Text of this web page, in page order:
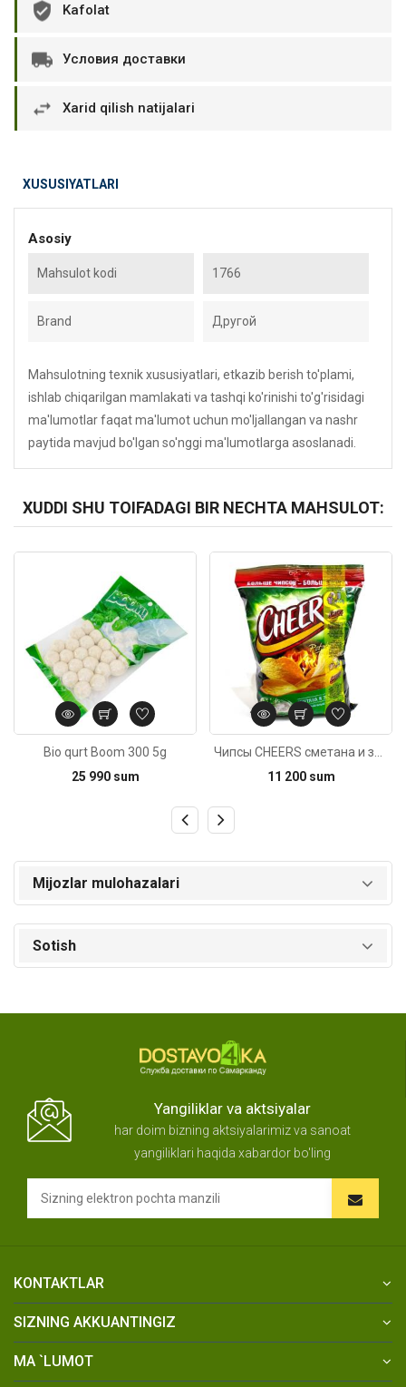
Kafolat
Условия доставки
Xarid qilish natijalari
XUSUSIYATLARI
Asosiy
Mahsulot kodi 1766
Brand Другой
Mahsulotning texnik xususiyatlari, etkazib berish to'plami,
ishlab chiqarilgan mamlakati va tashqi ko'rinishi to'g'risidagi
ma'lumotlar faqat ma'lumot uchun mo'ljallangan va nashr
paytida mavjud bo'lgan so'nggi ma'lumotlarga asoslanadi.
XUDDI SHU TOIFADAGI BIR NECHTA MAHSULOT:
Bio qurt Boom 300 5g
25 990 sum
11 200 sum
Kod: 5689
Mijozlar mulohazalari
Sotish
Yangiliklar va aktsiyalar
har doim bizning aktsiyalarimiz va sanoat
yangiliklari haqida xabardor bo'ling
KONTAKTLAR
SIZNING AKKUANTINGIZ
MA `LUMOT